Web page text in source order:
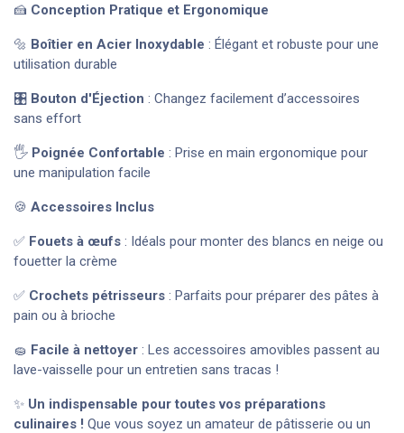
🍰 Conception Pratique et Ergonomique
🔩 Boîtier en Acier Inoxydable : Élégant et robuste pour une
utilisation durable
🎛 Bouton d'Éjection : Changez facilement d’accessoires
sans effort
🖐 Poignée Confortable : Prise en main ergonomique pour
une manipulation facile
🍪 Accessoires Inclus
✅ Fouets à œufs : Idéals pour monter des blancs en neige ou
fouetter la crème
✅ Crochets pétrisseurs : Parfaits pour préparer des pâtes à
pain ou à brioche
🧽 Facile à nettoyer : Les accessoires amovibles passent au
lave-vaisselle pour un entretien sans tracas !
✨ Un indispensable pour toutes vos préparations
culinaires ! Que vous soyez un amateur de pâtisserie ou un